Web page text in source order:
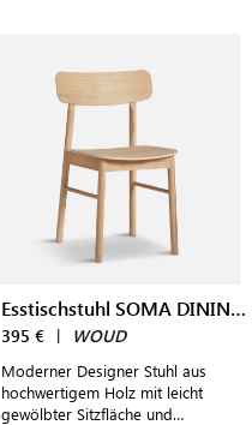
Esstischstuhl SOMA DINING CHAIR
395 € | WOUD
Moderner Designer Stuhl aus
hochwertigem Holz mit leicht
gewölbter Sitzfläche und